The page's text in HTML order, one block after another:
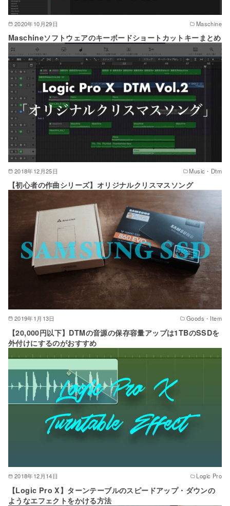
2020年10月29日 Maschine
Maschineソフトウェアのキーボードショートカットキーまとめ
2018年12月25日 Music・Dtm
【初心者の作曲シリーズ】オリジナルクリスマスソング
2019年1月13日 Goods・Item
【20,000円以下】DTMの音源の保存容量アップは1TBのSSDを
外付けにするのがおすすめ
2018年12月14日 Logic Pro
【Logic Pro X】ターンテーブルのスピードアップ・ダウンの
ようなエフェクトをかける方法